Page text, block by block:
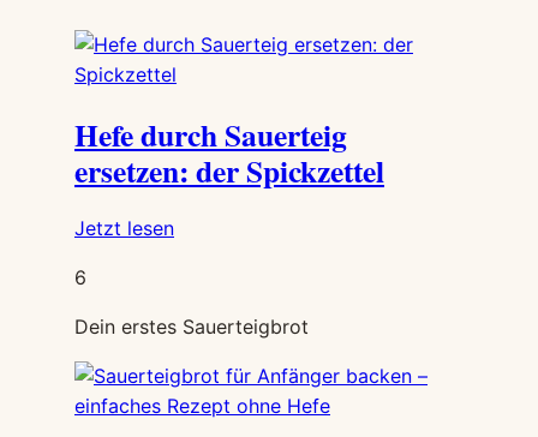
Vorteig
ansetzen:
oder
nein?
Hefe durch Sauerteig
ersetzen: der Spickzettel
Jetzt lesen:
Sauerteig
der
Spickzettel
6
Dein erstes Sauerteigbrot